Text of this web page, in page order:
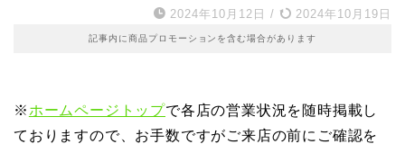
2024年10月12日 / 2024年10月19日
記事内に商品プロモーションを含む場合があります
※ ホームページトップで各店の営業状況を随時掲載し
ておりますので、お手数ですがご来店の前にご確認を